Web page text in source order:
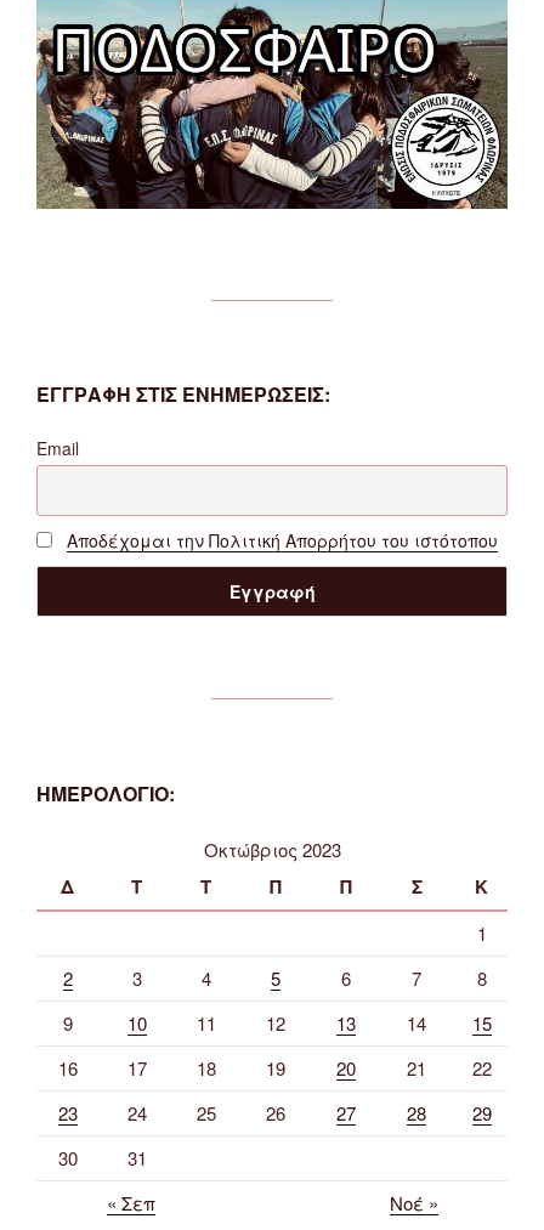
ΕΓΓΡΑΦΗ ΣΤΙΣ ΕΝΗΜΕΡΩΣΕΙΣ:
Email
Αποδέχομαι την Πολιτική Απορρήτου του ιστότοπου
ΗΜΕΡΟΛΟΓΙΟ:
Οκτώβριος 2023
Δ Τ Τ Π Π Σ Κ
1
2
3 4 5 6 7
8
9
10 11 12 13 14
15
16
17 18 19 20 21
22
23
24 25 26 27 28
29
30
31
« Σεπ
Νοέ »